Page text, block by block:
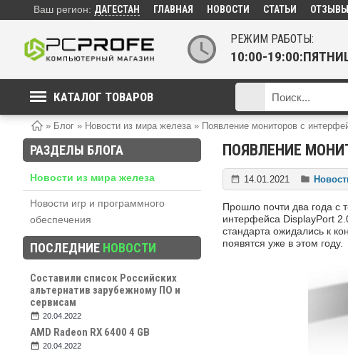
Ваш регион: ДАГЕСТАН ГЛАВНАЯ НОВОСТИ СТАТЬИ ОТЗЫВЫ
РЕЖИМ РАБОТЫ:
10:00-
КАТАЛОГ ТОВАРОВ
» Блог » Новости из мира железа » Появление мониторов с
РАЗДЕЛЫ БЛОГА
Новости из мира железа
Новости игр и программного
обеспечения
ПОСЛЕДНИЕ НОВОСТИ
Составили список Российских
альтернатив зарубежному ПО и
сервисам
20.04.2022
AMD Radeon RX 6400 4 GB
20.04.2022
ПОЯВЛЕНИЕ
14.01.2021
Прошло почти два года с
интерфейса DisplayPort
стандарта ожидались к
появятся уже в этом году.